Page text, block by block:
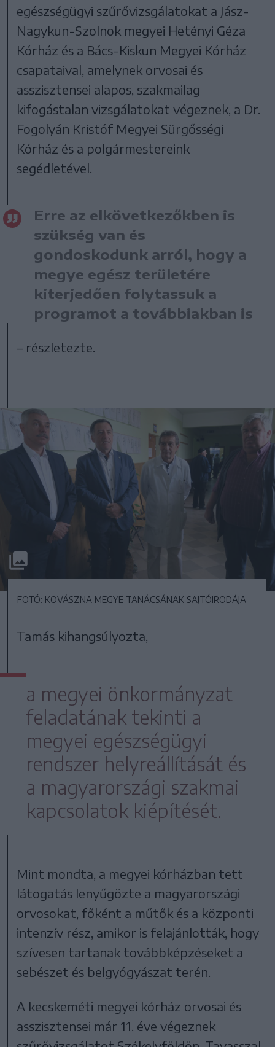
egészségügyi szűrővizsgálatokat a Jász-
Nagykun-Szolnok megyei Hetényi Géza
Kórház és a Bács-Kiskun Megyei Kórház
csapataival, amelynek orvosai és
asszisztensei alapos, szakmailag
kifogástalan vizsgálatokat végeznek, a Dr.
Fogolyán Kristóf Megyei Sürgősségi
Kórház és a polgármestereink
segédletével.
Erre az elkövetkezőkben is
szükség van és
gondoskodunk arról, hogy a
megye egész területére
kiterjedően folytassuk a
programot a továbbiakban is
– részletezte.
FOTÓ: KOVÁSZNA MEGYE TANÁCSÁNAK SAJTÓIRODÁJA
Tamás kihangsúlyozta,
a megyei önkormányzat
feladatának tekinti a
megyei egészségügyi
rendszer helyreállítását és
a magyarországi szakmai
kapcsolatok kiépítését.
Mint mondta, a megyei kórházban tett
látogatás lenyűgözte a magyarországi
orvosokat, főként a műtők és a központi
intenzív rész, amikor is felajánlották, hogy
szívesen tartanak továbbképzéseket a
sebészet és belgyógyászat terén.
A kecskeméti megyei kórház orvosai és
asszisztensei már 11. éve végeznek